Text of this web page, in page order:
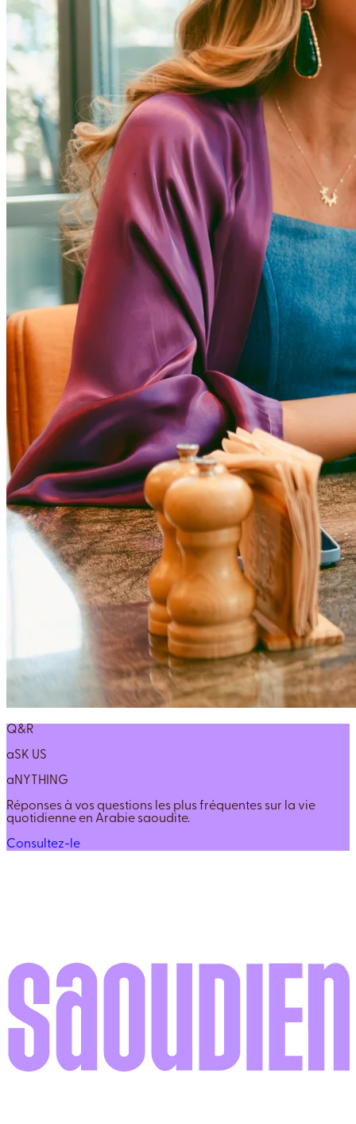
Q&R
aSK US
aNYTHING
Réponses à vos questions les plus fréquentes sur la vie
quotidienne en Arabie saoudite.
Consultez-le